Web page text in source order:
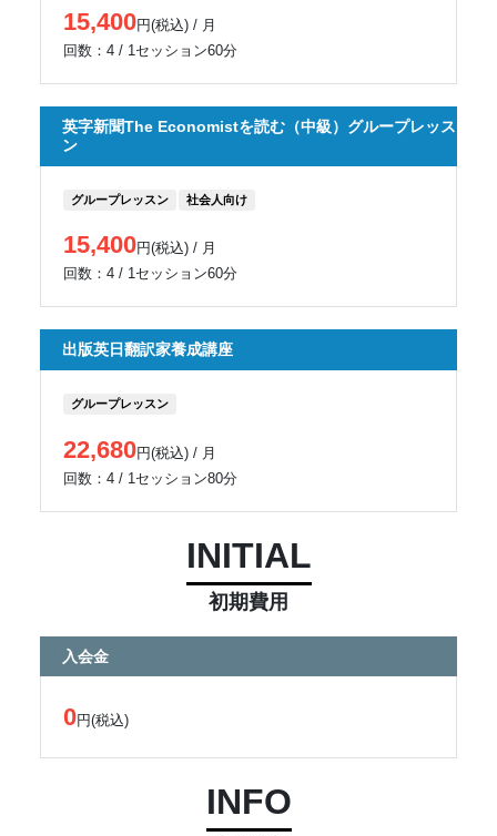
15,400円(税込) / 月
回数：4 / 1セッション60分
英字新聞The Economistを読む（中級）グループレッス
ン
グループレッスン 社会人向け
15,400円(税込) / 月
回数：4 / 1セッション60分
出版英日翻訳家養成講座
グループレッスン
22,680円(税込) / 月
回数：4 / 1セッション80分
INITIAL
初期費用
入会金
0円(税込)
INFO